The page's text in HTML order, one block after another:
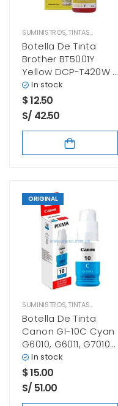
SUMINISTROS,TINTAS BROTHER
Botella De Tinta
Brother BT5001Y
Yellow DCP-T420W /
MFC-T4500DW
48.8ml
In stock
$12.50
S/ 42.50
ORIGINAL
SUMINISTROS,TINTAS CANON
Botella De Tinta
Canon GI-10C Cyan
G6010, G6011, G7010
70 Mililitros
In stock
$15.00
S/ 51.00